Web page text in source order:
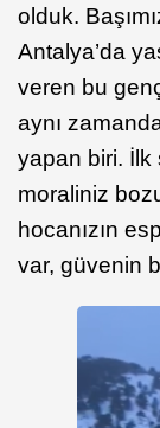
olduk.
Antalya’da
veren bu
aynı
yapan biri. İlk
moraliniz
hocanızın
var, güvenin